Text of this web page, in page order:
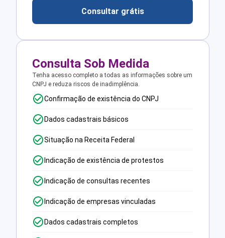
Consultar grátis
Consulta Sob Medida
Tenha acesso completo a todas as informações sobre um
CNPJ e reduza riscos de inadimplência.
Confirmação de existência do CNPJ
Dados cadastrais básicos
Situação na Receita Federal
Indicação de existência de protestos
Indicação de consultas recentes
Indicação de empresas vinculadas
Dados cadastrais completos